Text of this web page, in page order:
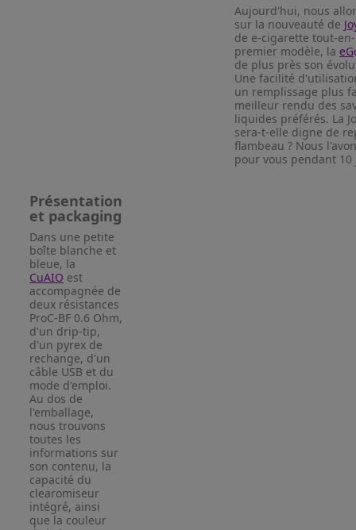
Aujourd'hui, nous
sur la nouveauté de
de e-cigarette tout-
premier modèle, la eG
de plus près son
Une facilité
un remplissage plus
meilleur rendu des
liquides préférés. La
sera-t-elle digne de
flambeau ? Nous
pour vous pendant 10
Présentation
et packaging
Dans une petite
boîte blanche et
bleue, la
CuAIO est
accompagnée de
deux résistances
ProC-BF 0.6 Ohm,
d'un drip-tip,
d'un pyrex de
rechange, d'un
câble USB et du
mode d'emploi.
Au dos de
l'emballage,
nous trouvons
toutes les
informations sur
son contenu, la
capacité du
clearomiseur
intégré, ainsi
que la couleur